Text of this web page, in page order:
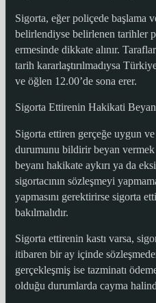
Sigorta, eğer poliçede başlama
belirlendiyse belirlenen tarihler
ermesinde dikkate alınır.
tarih kararlaştırılmadıysa
ve öğlen 12.00’de sona erer.
Sigorta Ettirenin Hakikati
Sigorta ettiren gerçeğe uygun
durumunu bildirir beyan vermek
beyanı hakikate aykırı ya da
sigortacının sözleşmeyi
yapmasını gerektirirse sigorta
bakılmalıdır.
Sigorta ettirenin kastı varsa,
itibaren bir ay içinde
gerçekleşmiş ise tazminatı
olduğu durumlarda cayma